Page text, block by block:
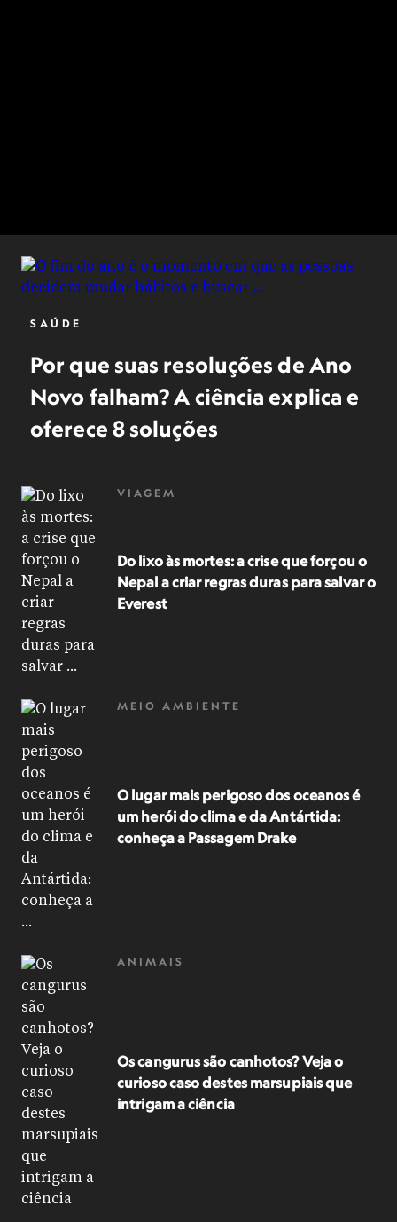
SAÚDE
Por que suas resoluções de Ano
Novo falham? A ciência explica e
oferece 8 soluções
VIAGEM
Do lixo às mortes: a crise que forçou o
Nepal a criar regras duras para salvar o
Everest
MEIO AMBIENTE
O lugar mais perigoso dos oceanos é
um herói do clima e da Antártida:
conheça a Passagem Drake
ANIMAIS
Os cangurus são canhotos? Veja o
curioso caso destes marsupiais que
intrigam a ciência